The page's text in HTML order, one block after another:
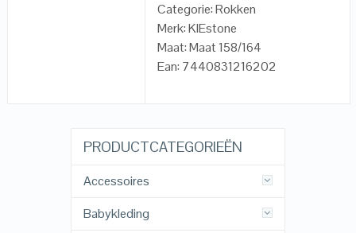
Categorie: Rokken
Merk: KIEstone
Maat: Maat 158/164
Ean: 7440831216202
PRODUCTCATEGORIEËN
Accessoires
Babykleding